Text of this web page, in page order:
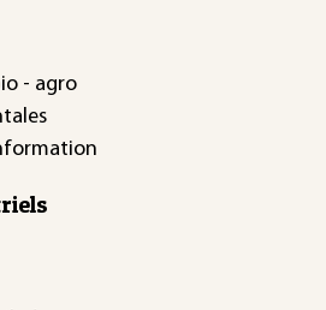
- agro